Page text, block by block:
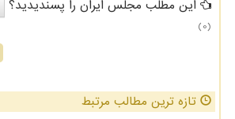
این مطلب مجلس ایران را پسندیدید؟
(0)
تازه ترین مطالب مرتبط